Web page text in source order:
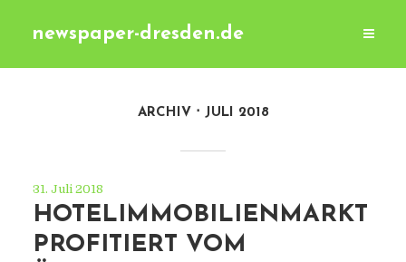
newspaper-dresden.de
ARCHIV JULI 2018
31. Juli 2018
HOTELIMMOBILIENMARKT
PROFITIERT VOM